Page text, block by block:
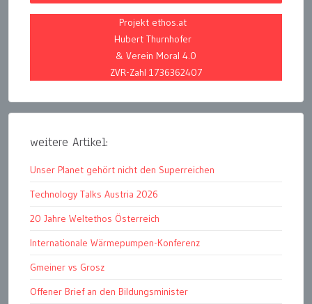
Projekt ethos.at
Hubert Thurnhofer
& Verein Moral 4.0
ZVR-Zahl 1736362407
weitere Artikel:
Unser Planet gehört nicht den Superreichen
Technology Talks Austria 2026
20 Jahre Weltethos Österreich
Internationale Wärmepumpen-Konferenz
Gmeiner vs Grosz
Offener Brief an den Bildungsminister